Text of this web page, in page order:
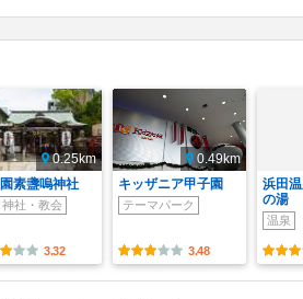
0.25km
素盞嗚神社
社・教会
3.32
0.49km
キッザニア甲子園
テーマパーク
3.48
浜田
の湯
温泉